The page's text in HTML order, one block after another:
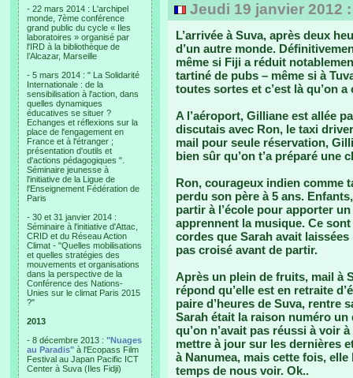
- 22 mars 2014 : L'archipel
monde, 7ème conférence
grand public du cycle « Iles
laboratoires » organisé par
l'IRD à la bibliothèque de
l’Alcazar, Marseille
- 5 mars 2014 : " La Solidarité
Internationale : de la
sensibilisation à l'action, dans
quelles dynamiques
éducatives se situer ?
Echanges et réflexions sur la
place de l'engagement en
France et à l'étranger ;
présentation d'outils et
d'actions pédagogiques ".
Séminaire jeunesse à
l'initiative de la Ligue de
l'Enseignement Fédération de
Paris
- 30 et 31 janvier 2014 :
Séminaire à l'initiative d'Attac,
CRID et du Réseau Action
Climat - "Quelles mobilisations
et quelles stratégies des
mouvements et organisations
dans la perspective de la
Conférence des Nations-
Unies sur le climat Paris 2015
?"
2013
- 8 décembre 2013 : "Nuages
au Paradis" à l'Ecopass Film
Festival au Japan Pacific ICT
Center à Suva (Iles Fidji)
Jeudi 19 janvier 2012
L’arrivée à Suva, après deux
d’un autre monde.
même si Fiji a réduit
tartiné de pubs – même si à
toutes sortes et c’est là qu’on
A l’aéroport, Gilliane est allée
discutais avec Ron, le taxi
mail pour seule réservation,
bien sûr qu’on t’a préparé une
Ron, courageux indien comme
perdu son père à 5 ans.
partir à l’école pour apporter
apprennent la musique. Ce
cordes que Sarah avait
pas croisé avant de partir.
Après un plein de fruits, mail à
répond qu’elle est en retraite
paire d’heures de Suva, rentre
Sarah était la raison numéro
qu’on n’avait pas réussi à voir
mettre à jour sur les dernières
à Nanumea, mais cette fois,
temps de nous voir. Ok..